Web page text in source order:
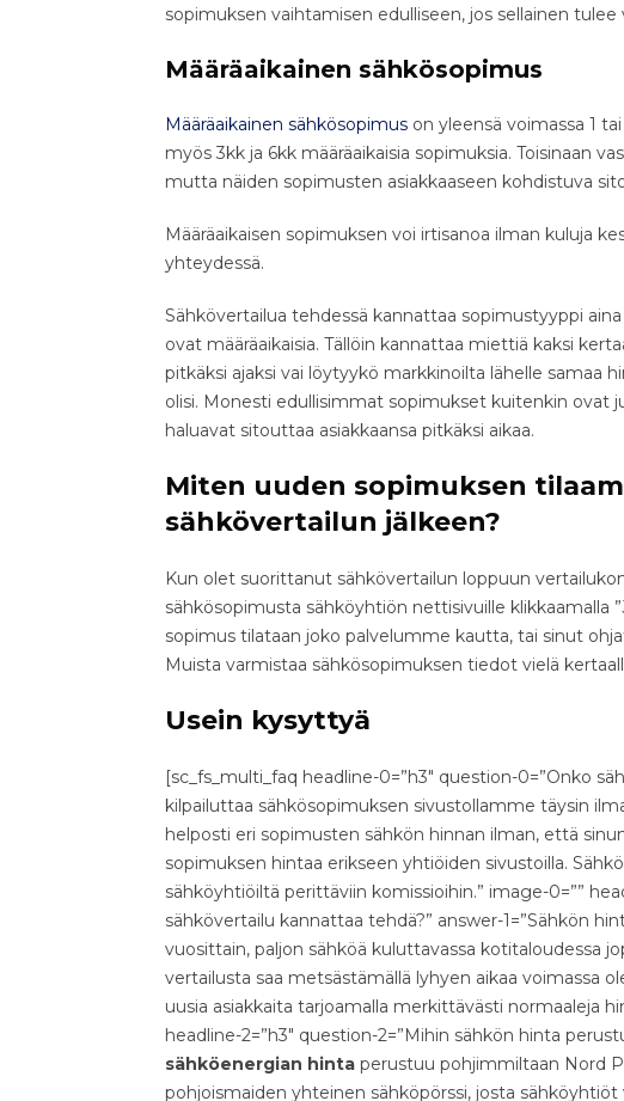
sopimuksen vaihtamisen edulliseen, jos sellainen tulee
Määräaikainen sähkösopimus
Määräaikainen sähkösopimus on yleensä voimassa 1
myös 3kk ja 6kk määräaikaisia sopimuksia. Toisinaan
mutta näiden sopimusten asiakkaaseen kohdistuva
Määräaikaisen sopimuksen voi irtisanoa ilman kuluja
yhteydessä.
Sähkövertailua tehdessä kannattaa sopimustyyppi
ovat määräaikaisia. Tällöin kannattaa miettiä kaksi
pitkäksi ajaksi vai löytyykö markkinoilta lähelle samaa
olisi. Monesti edullisimmat sopimukset kuitenkin ovat
haluavat sitouttaa asiakkaansa pitkäksi aikaa.
Miten uuden sopimuksen
sähkövertailun jälkeen?
Kun olet suorittanut sähkövertailun loppuun
sähkösopimusta sähköyhtiön nettisivuille klikkaamalla
sopimus tilataan joko palvelumme kautta, tai sinut
Muista varmistaa sähkösopimuksen tiedot vielä
Usein kysyttyä
[sc_fs_multi_faq headline-0=”h3″ question-0=”Onko
kilpailuttaa sähkösopimuksen sivustollamme täysin
helposti eri sopimusten sähkön hinnan ilman, että
sopimuksen hintaa erikseen yhtiöiden sivustoilla.
sähköyhtiöiltä perittäviin komissioihin.” image-0=””
sähkövertailu kannattaa tehdä?” answer-1=”Sähkön
vuosittain, paljon sähköä kuluttavassa kotitaloudessa
vertailusta saa metsästämällä lyhyen aikaa voimassa
uusia asiakkaita tarjoamalla merkittävästi normaaleja
headline-2=”h3″ question-2=”Mihin sähkön hinta
sähköenergian hinta perustuu pohjimmiltaan Nord
pohjoismaiden yhteinen sähköpörssi, josta